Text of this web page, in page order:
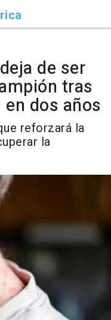
de ser
tras
dos años
reforzará la
la